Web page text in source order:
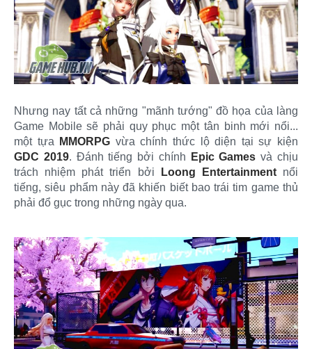
Nhưng nay tất cả những "mãnh tướng" đồ họa của làng
Game Mobile sẽ phải quy phục một tân binh mới nổi...
một tựa
MMORPG vừa chính thức lộ diện tại sự kiện
GDC 2019. Đánh tiếng bởi chính Epic Games và chịu
trách nhiệm phát triển bởi
Loong Entertainmentnổi
tiếng, siêu phẩm này đã khiến biết bao trái tim game thủ
phải đổ gục trong những ngày qua.